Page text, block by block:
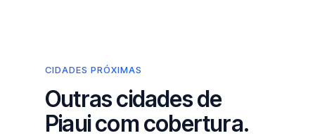
CIDADES PRÓXIMAS
Outras cidades de
Piaui com cobertura.